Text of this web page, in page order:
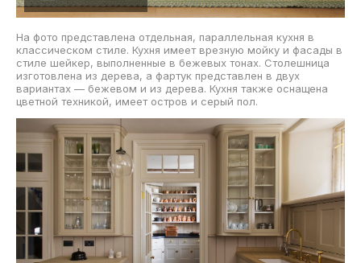
На фото представлена отдельная, параллельная кухня в
классическом стиле. Кухня имеет врезную мойку и фасады в
стиле шейкер, выполненные в бежевых тонах. Столешница
изготовлена из дерева, а фартук представлен в двух
вариантах — бежевом и из дерева. Кухня также оснащена
цветной техникой, имеет остров и серый пол.